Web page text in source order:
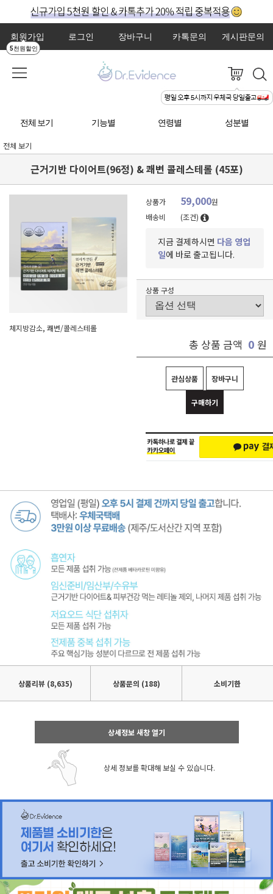
회원가입
5천원할인
로그인 장바구니 카톡문의 게시판문의
전체 보기 기능별 연령별 성분별
전체 보기
근거기반 다이어트(96정) & 쾌변 콜레스테롤 (45포)
체지방감소, 쾌변/콜레스테롤
상품가 59,000원
배송비
(조건)
지금 결제하시면 다음 영업
일에 바로 출고됩니다.
상품 구성
총 상품 금액 0 원
관심상품 장바구니
구매하기
상품리뷰 (8,635) 상품문의 (188) 소비기한
상세정보 새창 열기
상세 정보를 확대해 보실 수 있습니다.